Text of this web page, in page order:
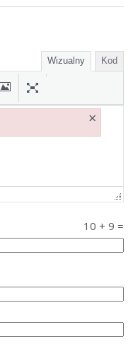
Wizualny Kod
10 + 9 =
×